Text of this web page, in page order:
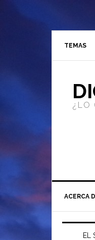
TEMAS
¿LO
ACERCA
EL